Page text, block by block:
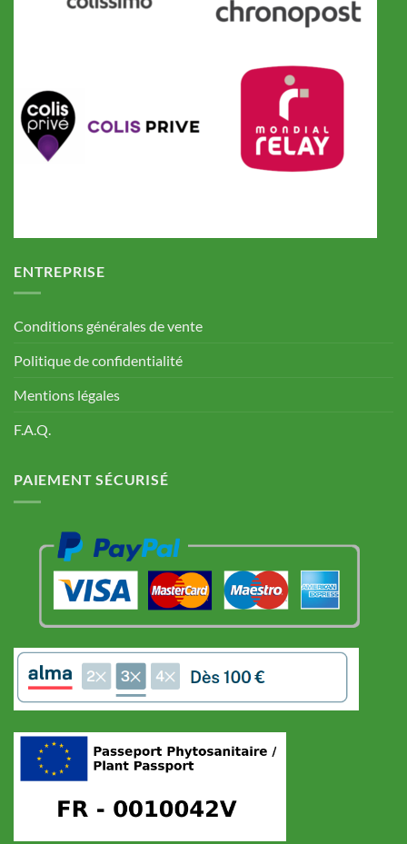
ENTREPRISE
Conditions générales de vente
Politique de confidentialité
Mentions légales
F.A.Q.
PAIEMENT SÉCURISÉ